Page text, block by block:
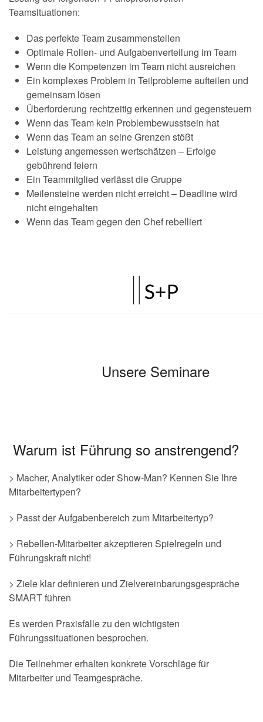
Teamsituationen:
Das perfekte Team zusammenstellen
Optimale Rollen- und Aufgabenverteilung im Team
Wenn die Kompetenzen im Team nicht ausreichen
Ein komplexes Problem in Teilprobleme aufteilen und
gemeinsam lösen
Überforderung rechtzeitig erkennen und gegensteuern
Wenn das Team kein Problembewusstsein hat
Wenn das Team an seine Grenzen stößt
Leistung angemessen wertschätzen – Erfolge
gebührend feiern
Ein Teammitglied verlässt die Gruppe
Meilensteine werden nicht erreicht – Deadline wird
nicht eingehalten
Wenn das Team gegen den Chef rebelliert
Warum ist Führung so anstrengend?
> Macher, Analytiker oder Show-Man? Kennen Sie Ihre
Mitarbeitertypen?
> Passt der Aufgabenbereich zum Mitarbeitertyp?
> Rebellen-Mitarbeiter akzeptieren Spielregeln und
Führungskraft nicht!
> Ziele klar definieren und Zielvereinbarungsgespräche
SMART führen
Es werden Praxisfälle zu den wichtigsten
Führungssituationen besprochen.
Die Teilnehmer erhalten konkrete Vorschläge für
Mitarbeiter und Teamgespräche.